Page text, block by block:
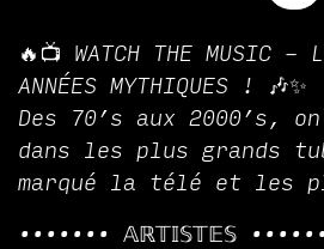
🔥📺 WATCH THE MUSIC –
ANNÉES MYTHIQUES ! 🎶✨
Des 70’s aux 2000’s,
dans les plus grands
marqué la télé et les
••••••• 𝔸ℝ𝕋𝕀𝕊𝕋𝔼𝕊